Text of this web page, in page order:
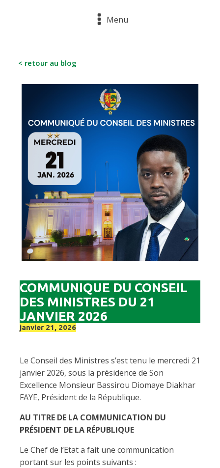
Menu
< retour au blog
COMMUNIQUE DU CONSEIL
DES MINISTRES DU 21
JANVIER 2026
janvier 21, 2026
Le Conseil des Ministres s’est tenu le mercredi 21
janvier 2026, sous la présidence de Son
Excellence Monsieur Bassirou Diomaye Diakhar
FAYE, Président de la République.
AU TITRE DE LA COMMUNICATION DU
PRÉSIDENT DE LA RÉPUBLIQUE
Le Chef de l’Etat a fait une communication
portant sur les points suivants :